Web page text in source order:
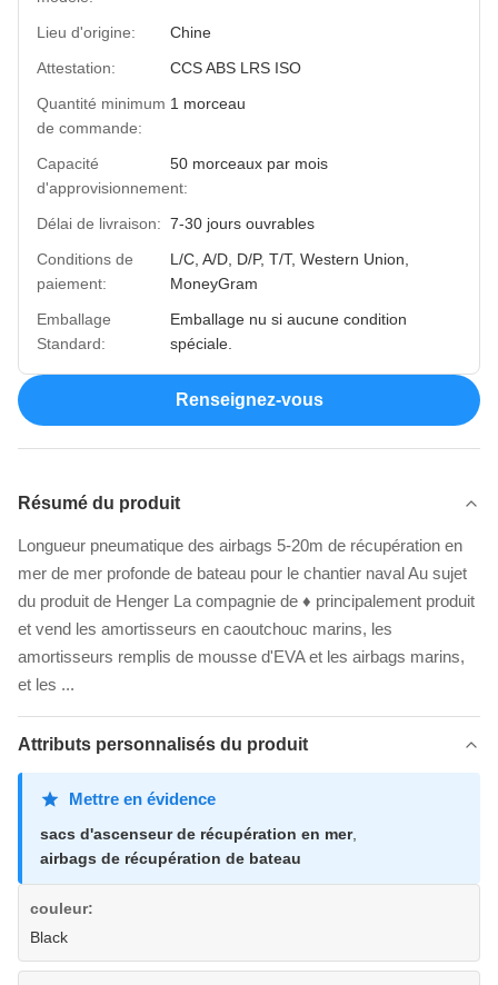
Lieu d'origine:
Chine
Attestation:
CCS ABS LRS ISO
Quantité minimum
de commande:
1 morceau
Capacité
d'approvisionnement:
50 morceaux par mois
Délai de livraison: 7-30 jours ouvrables
Conditions de
paiement:
L/C, A/D, D/P, T/T, Western Union,
MoneyGram
Emballage
Standard:
Emballage nu si aucune condition
spéciale.
Renseignez-vous
Résumé du produit
Longueur pneumatique des airbags 5-20m de récupération en
mer de mer profonde de bateau pour le chantier naval Au sujet
du produit de Henger La compagnie de ♦ principalement produit
et vend les amortisseurs en caoutchouc marins, les
amortisseurs remplis de mousse d'EVA et les airbags marins,
et les ...
Attributs personnalisés du produit
Mettre en évidence
sacs d'ascenseur de récupération en mer,
airbags de récupération de bateau
couleur:
Black